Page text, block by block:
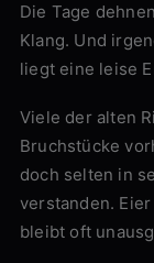
Die Tage dehnen sich. Die Luft trägt einen anderen
Klang. Und
liegt eine leise
Viele der alten Rituale sind heute nur noch als
Bruchstücke
doch selten in
verstanden.
bleibt oft